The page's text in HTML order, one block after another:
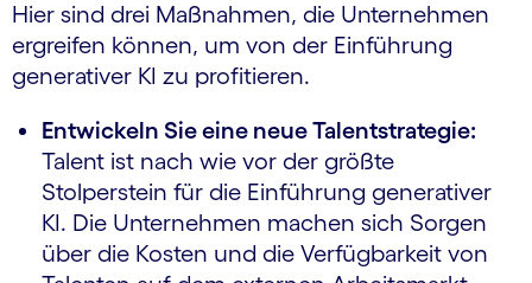
Hier sind drei Maßnahmen, die Unternehmen
ergreifen können, um von der Einführung
generativer KI zu profitieren.
Entwickeln Sie eine neue Talentstrategie:
Talent ist nach wie vor der größte
Stolperstein für die Einführung generativer
KI. Die Unternehmen machen sich Sorgen
über die Kosten und die Verfügbarkeit von